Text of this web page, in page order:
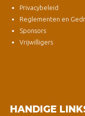
Privacybeleid
Reglementen en
Sponsors
Vrijwilligers
HANDIGE